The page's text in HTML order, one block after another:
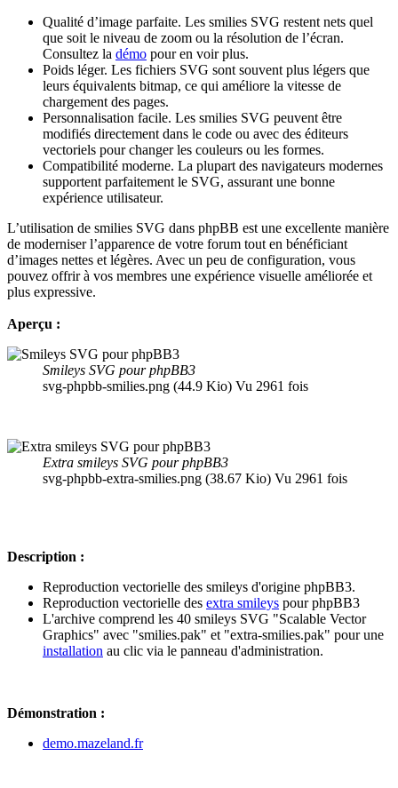
Qualité d’image parfaite. Les smilies SVG restent nets quel
que soit le niveau de zoom ou la résolution de l’écran.
Consultez la démo pour en voir plus.
Poids léger. Les fichiers SVG sont souvent plus légers que
leurs équivalents bitmap, ce qui améliore la vitesse de
chargement des pages.
Personnalisation facile. Les smilies SVG peuvent être
modifiés directement dans le code ou avec des éditeurs
vectoriels pour changer les couleurs ou les formes.
Compatibilité moderne. La plupart des navigateurs modernes
supportent parfaitement le SVG, assurant une bonne
expérience utilisateur.
L’utilisation de smilies SVG dans phpBB est une excellente manière
de moderniser l’apparence de votre forum tout en bénéficiant
d’images nettes et légères. Avec un peu de configuration, vous
pouvez offrir à vos membres une expérience visuelle améliorée et
plus expressive.
Aperçu :
Smileys SVG pour phpBB3
svg-phpbb-smilies.png (44.9 Kio) Vu 2961 fois
Extra smileys SVG pour phpBB3
svg-phpbb-extra-smilies.png (38.67 Kio) Vu 2961 fois
Description :
Reproduction vectorielle des smileys d'origine phpBB3.
Reproduction vectorielle des extra smileys pour phpBB3
L'archive comprend les 40 smileys SVG "Scalable Vector
Graphics" avec "smilies.pak" et "extra-smilies.pak" pour une
installation au clic via le panneau d'administration.
Démonstration :
demo.mazeland.fr